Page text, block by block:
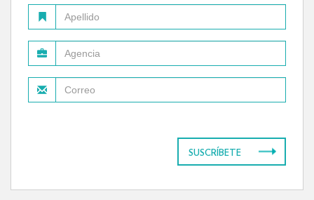
SUSCRÍBETE